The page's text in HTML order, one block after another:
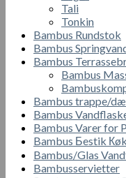
Tali
Tonkin
Bambus Rundstok
Bambus
Bambus
Bambus
Bambus trappe/
Bambus
Bambus Varer for
Bambus Бestik
Bambus/Glas
Bambusservietter